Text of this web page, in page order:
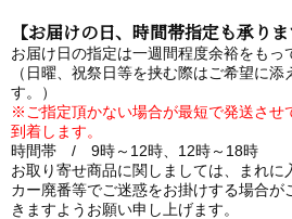
【お届けの日、時間帯指定も承りま
お届け日の指定は一週間程度余裕をもっ
（日曜、祝祭日等を挟む際はご希望に添
す。）
※ご指定頂かない場合が最短で発送させ
到着します。
時間帯 / 9時～12時、12時～18時
お取り寄せ商品に関しましては、まれに
カー廃番等でご迷惑をお掛けする場合が
きますようお願い申し上げます。